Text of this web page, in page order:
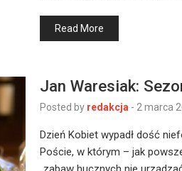
Read More
Jan Waresiak:
Posted by redakcja - 2 marca
Dzień Kobiet wypadł dość
Poście, w którym – jak